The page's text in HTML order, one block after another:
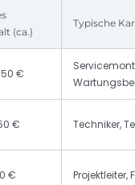
(ca.)
Typische
€
€ Techniker,
€ Projektleiter,